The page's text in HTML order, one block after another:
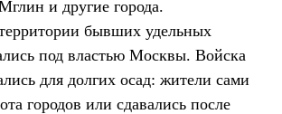
и другие города.
бывших удельных
под властью Москвы. Войска
для долгих осад: жители сами
городов или сдавались после